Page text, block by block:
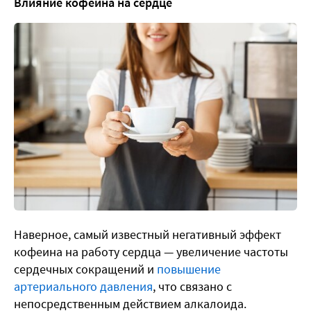
Наверное, самый известный негативный эффект
кофеина на работу сердца — увеличение частоты
сердечных сокращений и повышение
артериального давления, что связано с
непосредственным действием алкалоида.